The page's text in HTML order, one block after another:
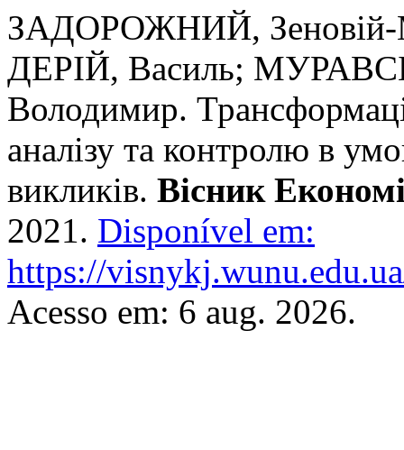
ЗАДОРОЖНИЙ, Зеновій-
ДЕРІЙ, Василь;
Володимир.
аналізу та контролю в
викликів. Вісник
2021. Disponível em:
https://
Acesso em: 6 aug. 2026.